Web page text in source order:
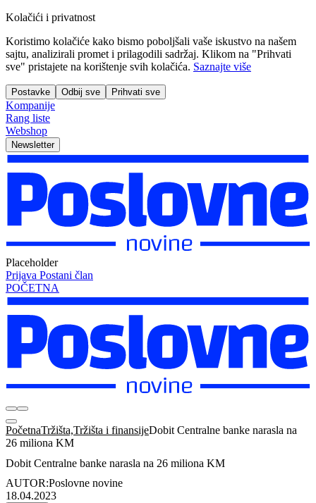
Kolačići i privatnost
Koristimo kolačiće kako bismo poboljšali vaše iskustvo na našem
sajtu, analizirali promet i prilagodili sadržaj. Klikom na "Prihvati
sve" pristajete na korištenje svih kolačića. Saznajte više
Postavke Odbij sve Prihvati sve
Kompanije
Rang liste
Webshop
Newsletter
Placeholder
Prijava Postani član
POČETNA
PočetnaTržišta,Tržišta i finansijeDobit Centralne banke narasla na
26 miliona KM
Dobit Centralne banke narasla na 26 miliona KM
AUTOR:Poslovne novine
18.04.2023